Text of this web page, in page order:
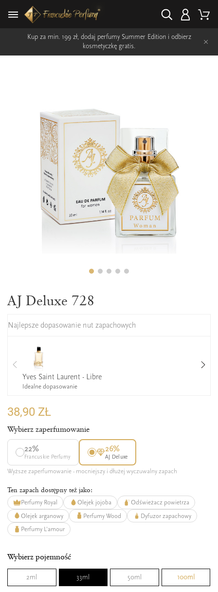
Kup za min. 199 zł, dodaj perfumy Summer Edition i odbierz
kosmetyczkę gratis.
×
AJ Deluxe 728
Najlepsze dopasowanie nut zapachowych
Yves Saint Laurent - Libre
Idealne dopasowanie
38,90 ZŁ
Wybierz zaperfumowanie
22%
Francuskie Perfumy
26%
AJ Deluxe
Wyższe zaperfumowanie - mocniejszy i dłużej wyczuwalny zapach
Ten zapach dostępny też jako:
Perfumy Royal Olejek jojoba
Odświeżacz powietrza
Olejek arganowy
Perfumy Wood
Dyfuzor zapachowy
Perfumy L'amour
Wybierz pojemność
2ml 33ml 50ml 100ml